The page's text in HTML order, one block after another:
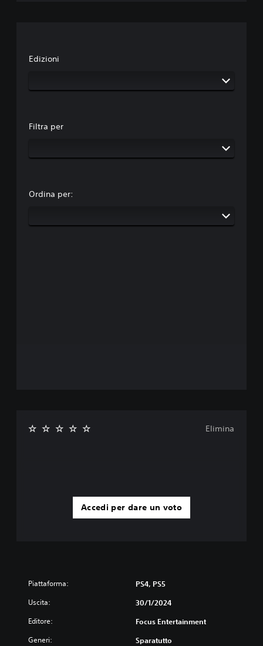
Edizioni
Filtra per
Ordina per:
Accedi per dare un voto
Elimina
Piattaforma: PS4, PS5
Uscita: 30/1/2024
Editore: Focus Entertainment
Generi: Sparatutto